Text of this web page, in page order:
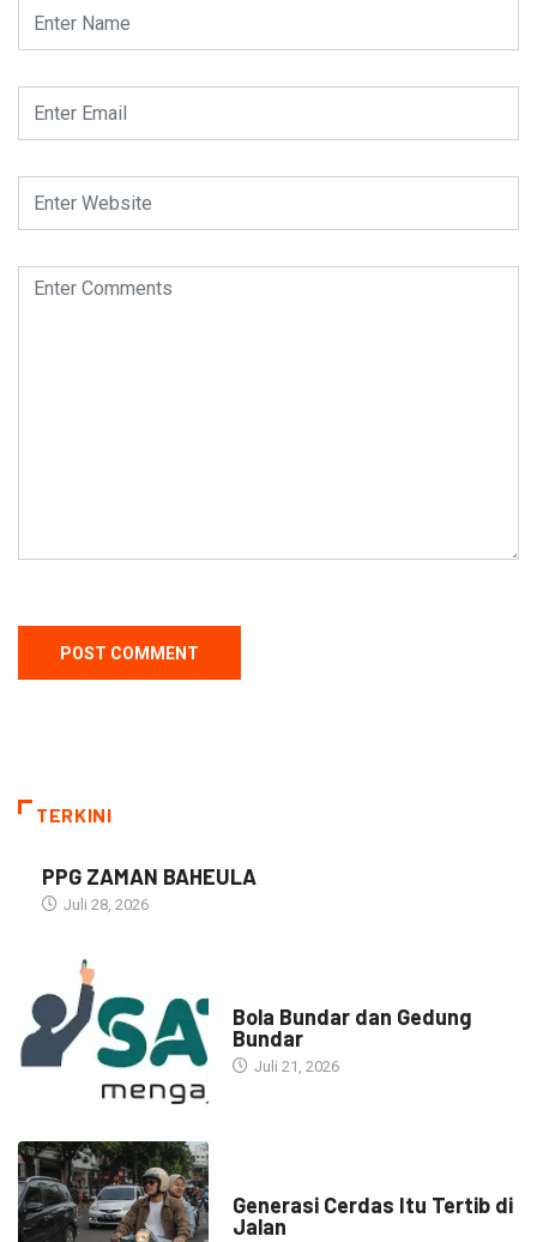
TERKINI
PPG ZAMAN BAHEULA
Juli 28, 2026
Bola Bundar dan Gedung
Bundar
Juli 21, 2026
Generasi Cerdas Itu Tertib di
Jalan